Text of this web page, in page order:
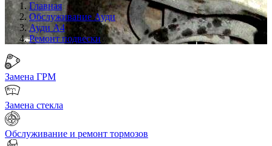
Главная
Обслуживание Ауди
Ауди А4
Ремонт подвески
Замена ГРМ
Замена стекла
Обслуживание и ремонт тормозов